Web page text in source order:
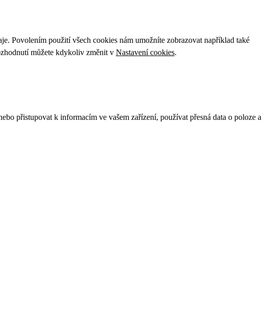
Povolením použití všech cookies nám umožníte zobrazovat například také
můžete kdykoliv změnit v Nastavení cookies.
přistupovat k informacím ve vašem zařízení, používat přesná data o poloze a